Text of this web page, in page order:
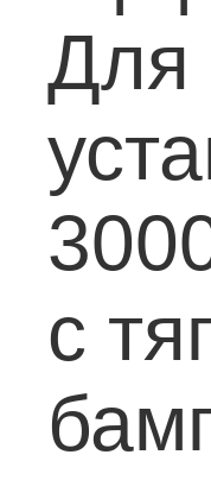
Для
с